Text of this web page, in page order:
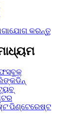
କରନ୍ତୁ
ପିଣ୍ଟେରେଷ୍ଟ